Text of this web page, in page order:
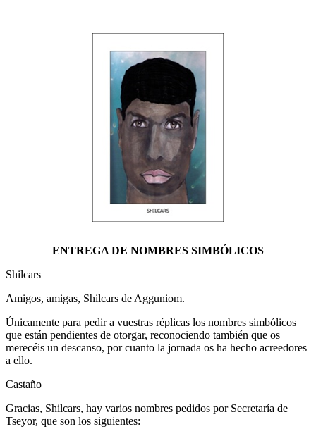
ENTREGA DE NOMBRES SIMBÓLICOS
Shilcars
Amigos, amigas, Shilcars de Agguniom.
Únicamente para pedir a vuestras réplicas los nombres simbólicos
que están pendientes de otorgar, reconociendo también que os
merecéis un descanso, por cuanto la jornada os ha hecho acreedores
a ello.
Castaño
Gracias, Shilcars, hay varios nombres pedidos por Secretaría de
Tseyor, que son los siguientes: